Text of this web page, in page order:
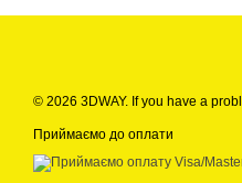
© 2026 3DWAY. If you have a
Приймаємо до оплати